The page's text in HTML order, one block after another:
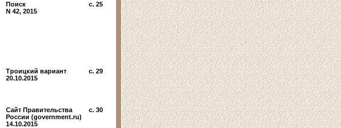
Поиск
N 42, 2015
c. 25
Троицкий вариант
20.10.2015
c. 29
Сайт Правительства
России (government.ru)
14.10.2015
c. 30